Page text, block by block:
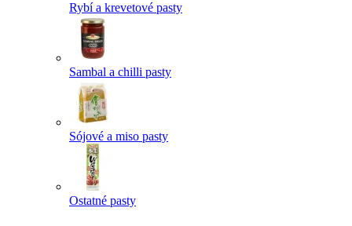
Rybí a krevetové pasty
Sambal a chilli pasty
Sójové a miso pasty
Ostatné pasty